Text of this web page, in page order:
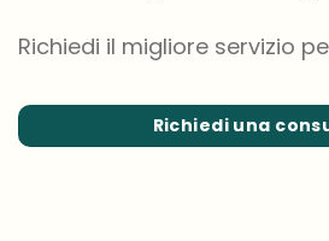
Richiedi il migliore servizio
Richiedi una